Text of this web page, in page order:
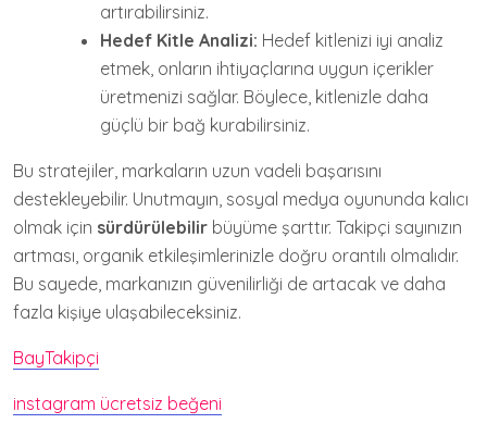
artırabilirsiniz.
Hedef Kitle Analizi: Hedef kitlenizi iyi analiz
etmek, onların ihtiyaçlarına uygun içerikler
üretmenizi sağlar. Böylece, kitlenizle daha
güçlü bir bağ kurabilirsiniz.
Bu stratejiler, markaların uzun vadeli başarısını
destekleyebilir. Unutmayın, sosyal medya oyununda kalıcı
olmak için sürdürülebilir büyüme şarttır. Takipçi sayınızın
artması, organik etkileşimlerinizle doğru orantılı olmalıdır.
Bu sayede, markanızın güvenilirliği de artacak ve daha
fazla kişiye ulaşabileceksiniz.
BayTakipçi
instagram ücretsiz beğeni